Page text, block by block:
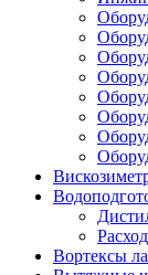
Вортексы